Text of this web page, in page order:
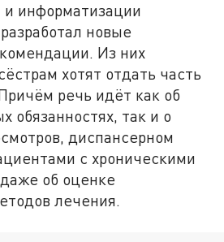
информатизации
новые
Из них
хотят отдать часть
речь идёт как об
обязанностях, так и о
диспансерном
с хроническими
об оценке
лечения.